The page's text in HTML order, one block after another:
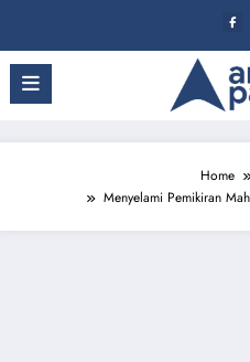
content
Home
Menyelami Pemikiran